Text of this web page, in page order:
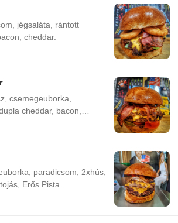
jégsaláta, rántott
cheddar.
csemegeuborka,
cheddar, bacon,
paradicsom, 2xhús,
Erős Pista.